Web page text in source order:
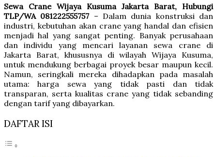
Sewa Crane Wijaya Kusuma Jakarta Barat, Hubungi
TLP/WA 081222555757– Dalam dunia konstruksi dan
industri, kebutuhan akan crane yang handal dan efisien
menjadi hal yang sangat penting. Banyak perusahaan
dan individu yang mencari layanan sewa crane di
Jakarta Barat, khususnya di wilayah Wijaya Kusuma,
untuk mendukung berbagai proyek besar maupun kecil.
Namun, seringkali mereka dihadapkan pada masalah
utama: harga sewa yang tidak pasti dan tidak
transparan, serta kualitas crane yang tidak sebanding
dengan tarif yang dibayarkan.
DAFTAR ISI